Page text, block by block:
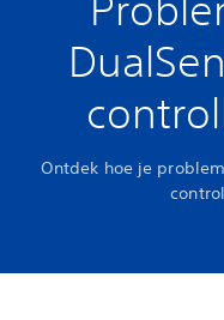
Ontdek hoe je